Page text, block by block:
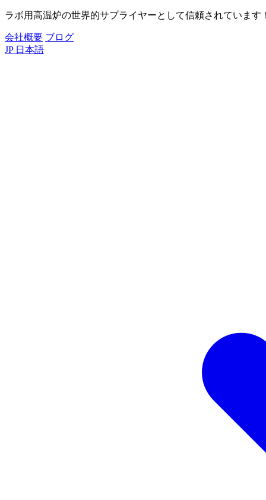
ラボ用高温炉の世界的サプライヤーとして信頼されています
会社概要 ブログ
JP 日本語